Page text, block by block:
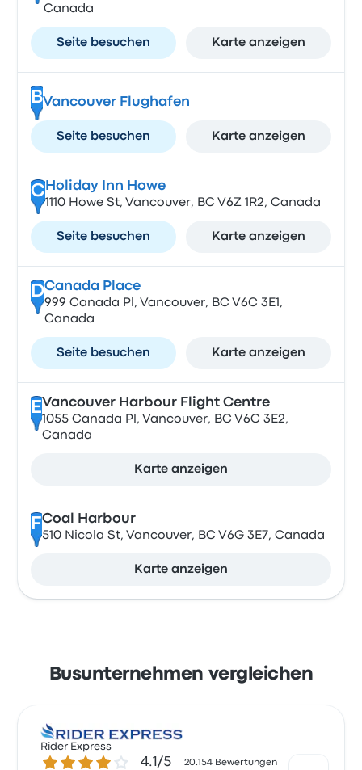
Canada
Seite besuchen Karte anzeigen
BVancouver Flughafen
Seite besuchen Karte anzeigen
CHoliday Inn Howe
1110 Howe St, Vancouver, BC V6Z 1R2, Canada
Seite besuchen Karte anzeigen
DCanada Place
999 Canada Pl, Vancouver, BC V6C 3E1,
Canada
Seite besuchen Karte anzeigen
EVancouver Harbour Flight Centre
1055 Canada Pl, Vancouver, BC V6C 3E2,
Canada
Karte anzeigen
FCoal Harbour
510 Nicola St, Vancouver, BC V6G 3E7, Canada
Karte anzeigen
Busunternehmen vergleichen
Rider Express
4.1 von 5 Sternen4.1/5 20.154 Bewertungen